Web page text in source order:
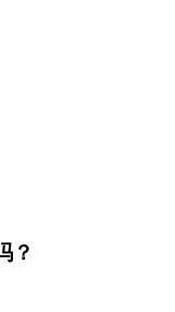
？